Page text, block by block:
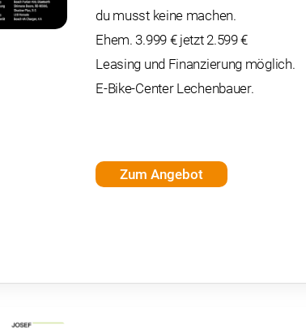
du musst keine machen.
Ehem. 3.999 € jetzt 2.599 €
Leasing und Finanzierung möglich.
E-Bike-Center Lechenbauer.
Zum Angebot